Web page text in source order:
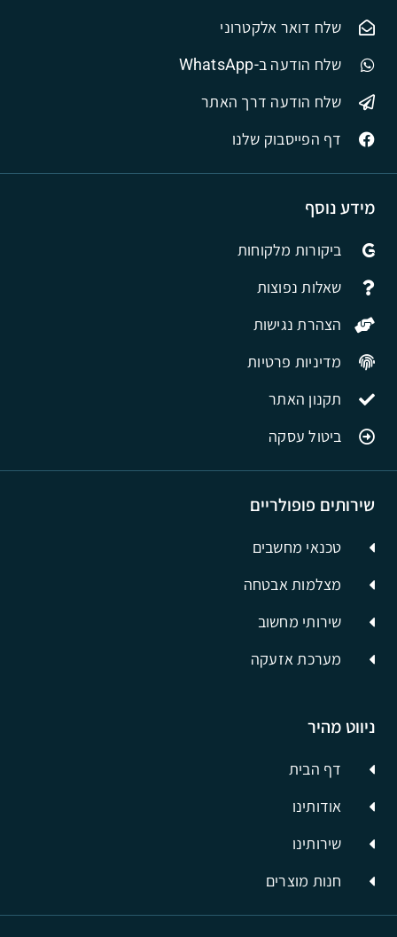
ניווט מהיר
דף הבית
אודותינו
שירותינו
חנות מוצרים
שירותים פופולריים
טכנאי מחשבים
מצלמות אבטחה
שירותי מחשוב
מערכת אזעקה
מידע נוסף
ביקורות מלקוחות
שאלות נפוצות
הצהרת נגישות
מדיניות פרטיות
תקנון האתר
ביטול עסקה
שלח דואר אלקטרוני
שלח הודעה ב-WhatsApp
שלח הודעה דרך האתר
דף הפייסבוק שלנו